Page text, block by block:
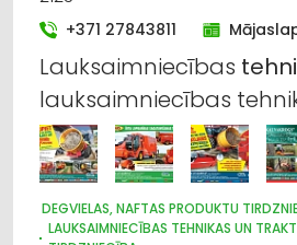
+371 27843811
Lauksaimniecības
lauksaimniecības
DEGVIELAS, NAFTAS PRODUKTU
LAUKSAIMNIECĪBAS TEHNIKAS UN